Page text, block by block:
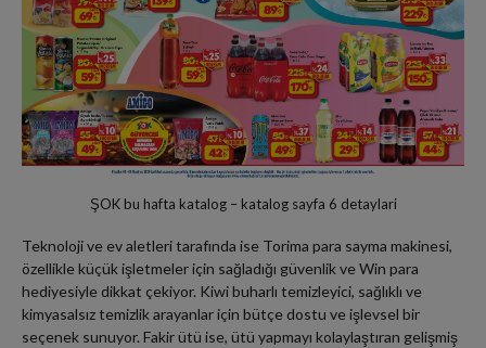
ŞOK bu hafta katalog – katalog sayfa 6 detaylari
Teknoloji ve ev aletleri tarafında ise Torima para sayma makinesi,
özellikle küçük işletmeler için sağladığı güvenlik ve Win para
hediyesiyle dikkat çekiyor. Kiwi buharlı temizleyici, sağlıklı ve
kimyasalsız temizlik arayanlar için bütçe dostu ve işlevsel bir
seçenek sunuyor. Fakir ütü ise, ütü yapmayı kolaylaştıran gelişmiş